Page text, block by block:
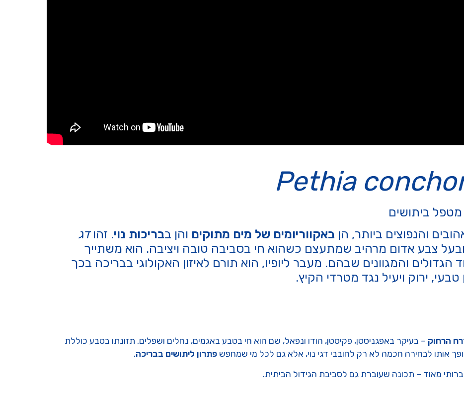
Pethia
ביתושים
והנפוצים ביותר, הן באקווריומים של מים מתוקים והן בבריכות נוי. זהודג
ובעל צבע אדום מרהיב שמתעצם כשהוא חי בסביבה טובה ויציבה. הוא משתייך
והמגוונים שבהם. מעבר ליופיו, הוא תורם לאיזון האקולוגי בבריכה בכך
טבעי, ירוק ויעיל נגד מטרדי הקיץ.
הרחוק – בעיקר באפגניסטן, פקיסטן, הודו ונפאל, שם הוא חי בטבע באגמים, נחלים ושפלים. תזונתו בטבע כוללת
אותו לבחירה חכמה לא רק לחובבי דגי נוי, אלא גם לכל מי שמחפש פתרון ליתושים בבריכה.
מאוד – תכונה שעוברת גם לסביבת הגידול הביתית.